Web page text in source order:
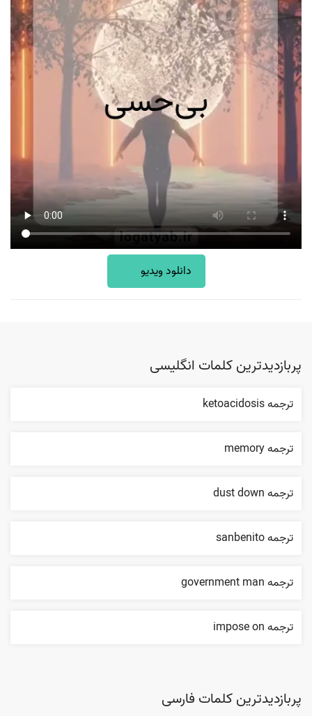
دانلود ویدیو
پربازدیدترین کلمات انگلیسی
ترجمه ketoacidosis
ترجمه memory
ترجمه dust down
ترجمه sanbenito
ترجمه government man
ترجمه impose on
پربازدیدترین کلمات فارسی